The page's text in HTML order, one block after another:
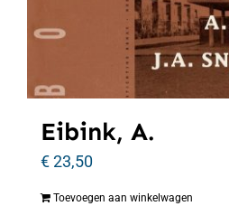
Eibink, A.
€23,50
Toevoegen aan winkelwagen